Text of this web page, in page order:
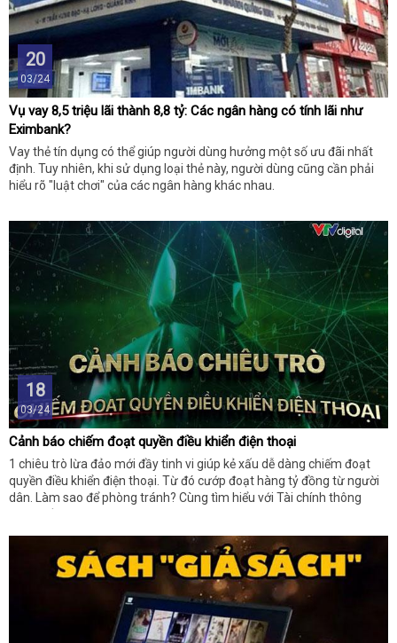
20
03/24
Vụ vay 8,5 triệu lãi thành 8,8 tỷ: Các ngân hàng có tính lãi như
Eximbank?
Vay thẻ tín dụng có thể giúp người dùng hưởng một số ưu đãi nhất
định. Tuy nhiên, khi sử dụng loại thẻ này, người dùng cũng cần phải
hiểu rõ "luật chơi" của các ngân hàng khác nhau.
18
03/24
Cảnh báo chiếm đoạt quyền điều khiển điện thoại
1 chiêu trò lừa đảo mới đầy tinh vi giúp kẻ xấu dễ dàng chiếm đoạt
quyền điều khiển điện thoại. Từ đó cướp đoạt hàng tỷ đồng từ người
dân. Làm sao để phòng tránh? Cùng tìm hiểu với Tài chính thông